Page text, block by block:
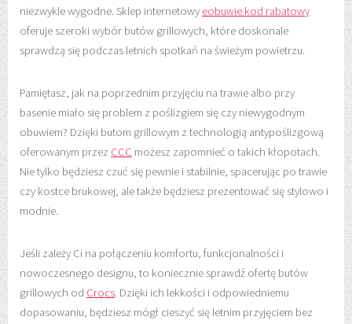
niezwykle wygodne. Sklep internetowy eobuwie kod rabatowy
oferuje szeroki wybór butów grillowych, które doskonale
sprawdzą się podczas letnich spotkań na świeżym powietrzu.
Pamiętasz, jak na poprzednim przyjęciu na trawie albo przy
basenie miało się problem z poślizgiem się czy niewygodnym
obuwiem? Dzięki butom grillowym z technologią antypoślizgową
oferowanym przez CCC możesz zapomnieć o takich kłopotach.
Nie tylko będziesz czuć się pewnie i stabilnie, spacerując po trawie
czy kostce brukowej, ale także będziesz prezentować się stylowo i
modnie.
Jeśli zależy Ci na połączeniu komfortu, funkcjonalności i
nowoczesnego designu, to koniecznie sprawdź ofertę butów
grillowych od Crocs. Dzięki ich lekkości i odpowiedniemu
dopasowaniu, będziesz mógł cieszyć się letnim przyjęciem bez